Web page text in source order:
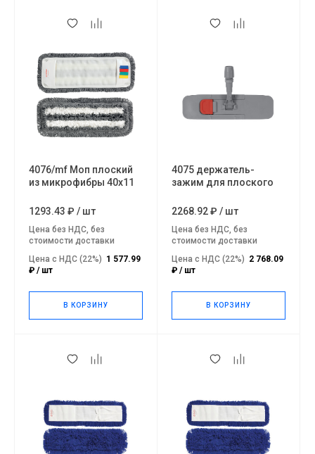
4076/mf Моп плоский
из микрофибры 40х11
1293.43 ₽ / шт
Цена без НДС, без
стоимости доставки
Цена с НДС (22%) 1 577.99
₽ / шт
В КОРЗИНУ
4075 держатель-
зажим для плоского
2268.92 ₽ / шт
Цена без НДС, без
стоимости доставки
Цена с НДС (22%) 2 768.09
₽ / шт
В КОРЗИНУ